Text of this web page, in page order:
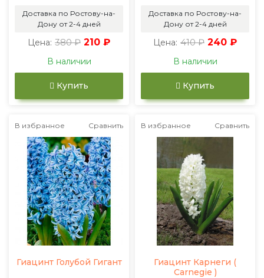
Доставка по Ростову-на-
Дону от 2-4 дней
Цена: 380 ₽ 210 ₽
В наличии
Купить
Доставка по Ростову-на-
Дону от 2-4 дней
Цена: 410 ₽ 240 ₽
В наличии
Купить
В избранное Сравнить
Гиацинт Голубой Гигант
В избранное Сравнить
Гиацинт Карнеги (
Carnegie )